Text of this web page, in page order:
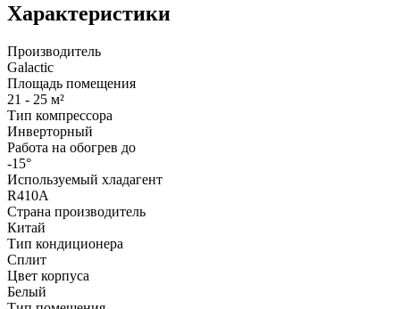
Характеристики
Производитель
Galactic
Площадь помещения
21 - 25 м²
Тип компрессора
Инверторный
Работа на обогрев до
-15°
Используемый хладагент
R410A
Страна производитель
Китай
Тип кондиционера
Сплит
Цвет корпуса
Белый